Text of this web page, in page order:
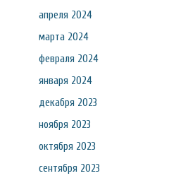
апреля 2024
марта 2024
февраля 2024
января 2024
декабря 2023
ноября 2023
октября 2023
сентября 2023